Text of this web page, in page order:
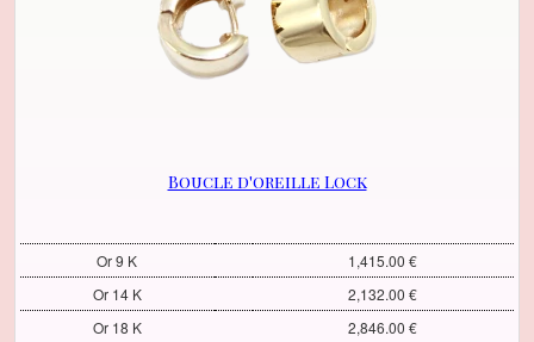
Boucle d'oreille Lock
Or 9 K
1,415.00 €
Or 14 K
2,132.00 €
Or 18 K
2,846.00 €